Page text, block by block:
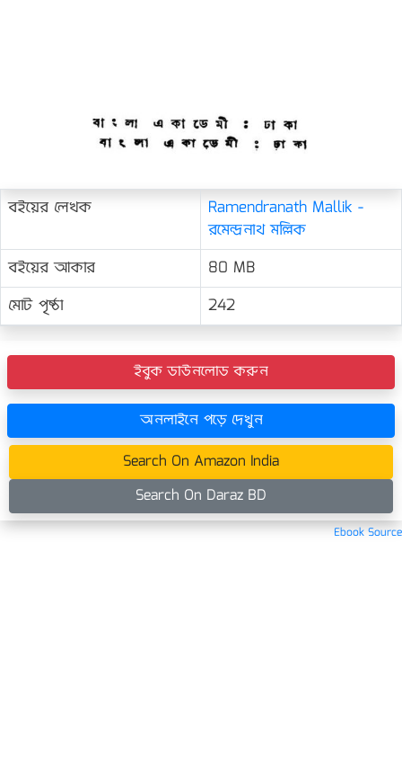
বইয়ের লেখক
Ramendranath Mallik -
রমেন্দ্রনাথ মল্লিক
বইয়ের আকার
80 MB
মোট পৃষ্ঠা
242
ইবুক ডাউনলোড করুন
অনলাইনে পড়ে দেখুন
Search On Amazon India
Search On Daraz BD
Ebook Source